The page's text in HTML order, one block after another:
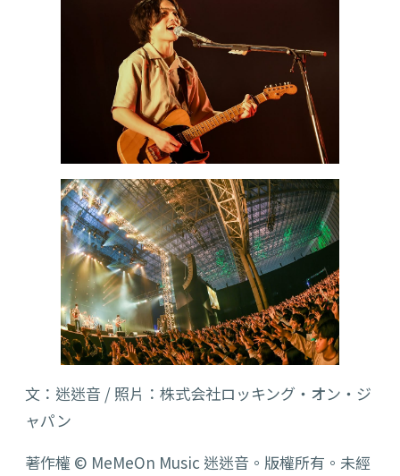
文：迷迷音 / 照片：株式会社ロッキング・オン・ジ
ャパン
著作權 © MeMeOn Music 迷迷音。版權所有。未經